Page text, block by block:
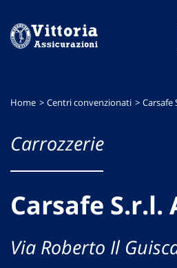
menu
contenuto
footer
Home Centri convenzionati Carsafe
Carrozzerie
Carsafe S.r.l.
Via Roberto Il